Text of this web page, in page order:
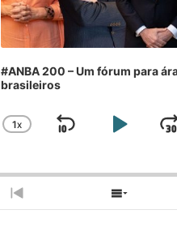
#ANBA 200 – Um fórum para
brasileiros
CHANGE
1X
SKIPPLAY
PREVIOUS
EPISODE
SHOW